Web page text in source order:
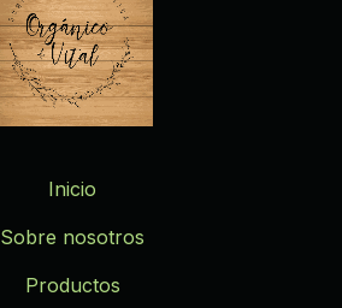
Inicio
Sobre nosotros
Productos